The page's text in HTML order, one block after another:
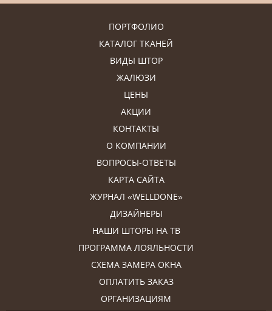
ПОРТФОЛИО
КАТАЛОГ ТКАНЕЙ
ВИДЫ ШТОР
ЖАЛЮЗИ
ЦЕНЫ
АКЦИИ
КОНТАКТЫ
О КОМПАНИИ
ВОПРОСЫ-ОТВЕТЫ
КАРТА САЙТА
ЖУРНАЛ «WELLDONE»
ДИЗАЙНЕРЫ
НАШИ ШТОРЫ НА ТВ
ПРОГРАММА ЛОЯЛЬНОСТИ
СХЕМА ЗАМЕРА ОКНА
ОПЛАТИТЬ ЗАКАЗ
ОРГАНИЗАЦИЯМ